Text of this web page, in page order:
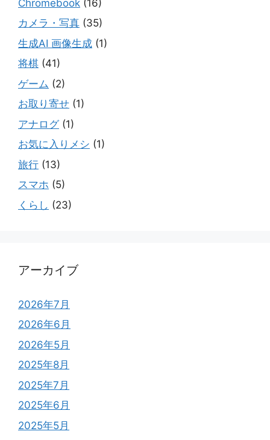
Chromebook (16)
カメラ・写真 (35)
生成AI 画像生成 (1)
将棋 (41)
ゲーム (2)
お取り寄せ (1)
アナログ(1)
お気に入りメシ (1)
旅行 (13)
スマホ (5)
くらし (23)
アーカイブ
2026年7月
2026年6月
2026年5月
2025年8月
2025年7月
2025年6月
2025年5月